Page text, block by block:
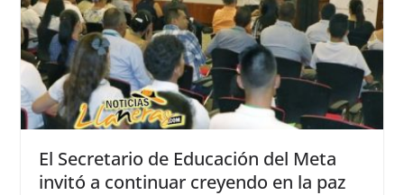
El Secretario de Educación del Meta
invitó a continuar creyendo en la paz